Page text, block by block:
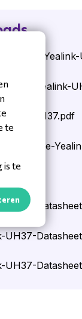
ENG-
FR-Yealink-
UH37.pdf
Start-Guide-
UH37-
UH37-
UH37-
te
is te